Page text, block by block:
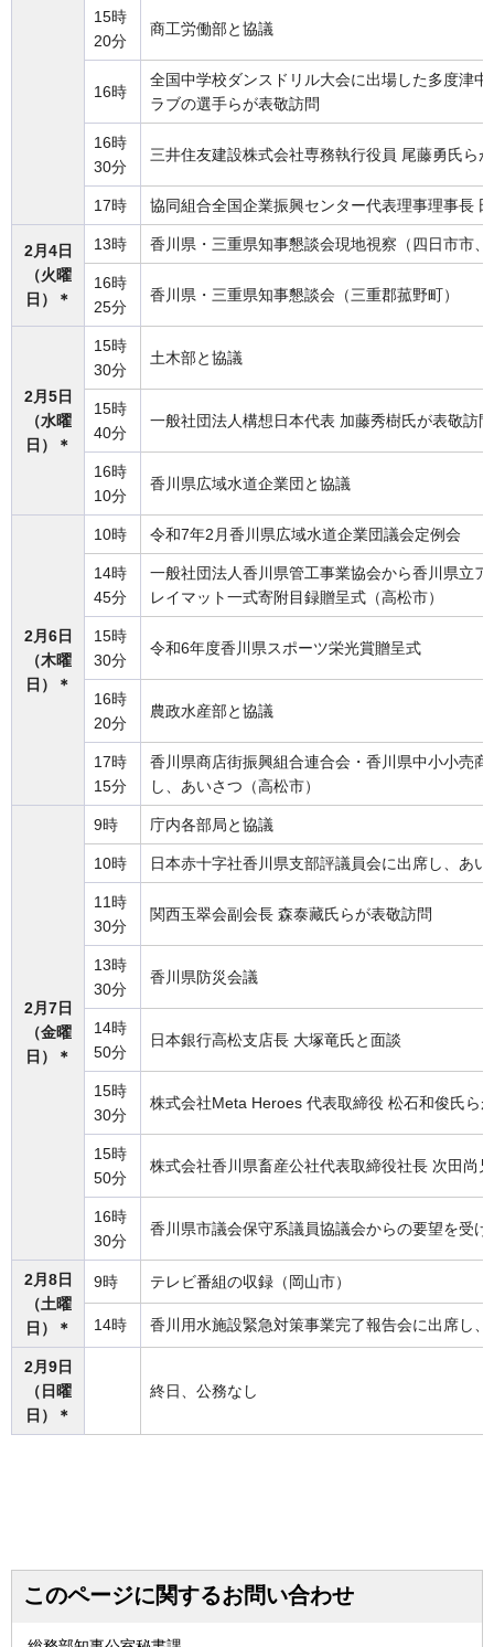
15時
20分
商工労働部と協議
16時
全国中学校ダンスドリル大会に出場した多度津
ラブの選手らが表敬訪問
16時
30分
三井住友建設株式会社専務執行役員 尾藤勇氏ら
17時 協同組合全国企業振興センター代表理事理事長
2月4日
（火曜
日）＊
13時 香川県・三重県知事懇談会現地視察（四日市市
16時
25分
香川県・三重県知事懇談会（三重郡菰野町）
2月5日
（水曜
日）＊
15時
30分
土木部と協議
15時
40分
一般社団法人構想日本代表 加藤秀樹氏が表敬訪問
16時
10分
香川県広域水道企業団と協議
2月6日
（木曜
日）＊
10時 令和7年2月香川県広域水道企業団議会定例会
14時
45分
一般社団法人香川県管工事業協会から香川県立
レイマット一式寄附目録贈呈式（高松市）
15時
30分
令和6年度香川県スポーツ栄光賞贈呈式
16時
20分
農政水産部と協議
17時
15分
香川県商店街振興組合連合会・香川県中小小売
し、あいさつ（高松市）
2月7日
（金曜
日）＊
9時 庁内各部局と協議
10時 日本赤十字社香川県支部評議員会に出席し、あ
11時
30分
関西玉翠会副会長 森泰藏氏らが表敬訪問
13時
30分
香川県防災会議
14時
50分
日本銀行高松支店長 大塚竜氏と面談
15時
30分
株式会社Meta Heroes 代表取締役 松石和俊氏ら
15時
50分
株式会社香川県畜産公社代表取締役社長 次田尚
16時
30分
香川県市議会保守系議員協議会からの要望を受け
2月8日
（土曜
日）＊
9時 テレビ番組の収録（岡山市）
14時 香川用水施設緊急対策事業完了報告会に出席し
2月9日
（日曜
日）＊
終日、公務なし
このページに関するお問い合わせ